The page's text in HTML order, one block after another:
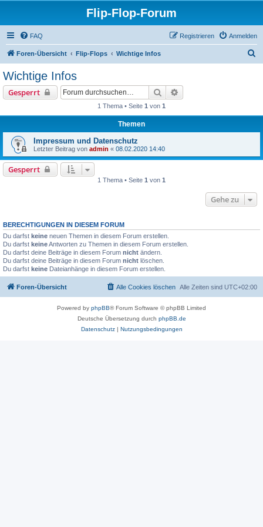
Flip-Flop-Forum
FAQ Anmelden
Registrieren
Foren-Übersicht Flip-Flops Wichtige Infos
Wichtige Infos
Gesperrt Suche
1 Thema • Seite 1 von 1
Themen
Impressum und Datenschutz
Letzter Beitrag von admin « 08.02.2020 14:40
Gesperrt
1 Thema • Seite 1 von 1
Gehe zu
BERECHTIGUNGEN IN DIESEM FORUM
Du darfst keine neuen Themen in diesem Forum erstellen.
Du darfst keineAntworten zu Themen in diesem Forum erstellen.
Du darfst deine Beiträge in diesem Forum nicht ändern.
Du darfst deine Beiträge in diesem Forum nicht löschen.
Du darfst keine Dateianhänge in diesem Forum erstellen.
Foren-Übersicht Alle Zeiten sind UTC+02:00
Alle Cookies löschen
Powered by phpBB® Forum Software © phpBB Limited
Deutsche Übersetzung durch phpBB.de
Datenschutz| Nutzungsbedingungen